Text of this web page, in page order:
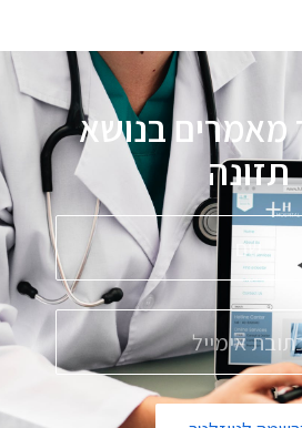
מאמרים בנושא
לניוזלטר